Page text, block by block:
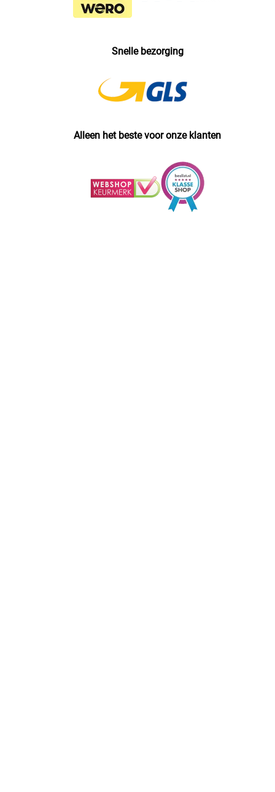
Snelle bezorging
Alleen het beste voor onze klanten